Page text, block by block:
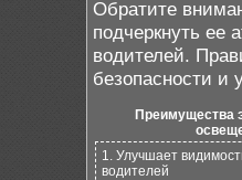
Обратите
подчеркнуть ее
водителей.
безопасности и
Преимущества
1. Улучшает
водителей